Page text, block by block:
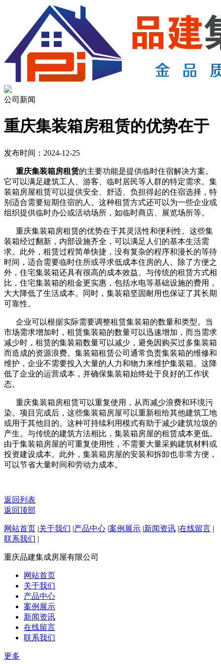
公司新闻
重庆集装箱房租赁的优势在于
发布时间：2024-12-25
重庆集装箱房租赁的主要功能是提供临时住宿解决方案。
它可以满足建筑工人、游客、临时居民等人群的特定需求。集
装箱房屋租赁可以提供安全、舒适、负担得起的住宿选择，特
别适合需要短期住宿的人。这种租赁方式还可以为一些企业或
组织提供临时办公或活动场所，如临时商店、展览场所等。
重庆集装箱房租赁的优势在于其灵活性和便利性。这些集
装箱经过翻新，内部设施齐全，可以满足人们的基本生活需
求。此外，租赁过程简单快捷，没有复杂的程序和漫长的等待
时间，适合需要临时住所或寻求低成本住房的人。除了方便之
外，住宅集装箱还具有很高的成本效益。与传统的租赁方式相
比，住宅集装箱的租金更实惠，包括水电等基础设施的费用，
大大降低了生活成本。同时，集装箱坚固耐用也保证了其长期
可靠性。
企业可以根据实际需要调整租赁集装箱的数量和类型。当
市场需求增加时，租赁集装箱的数量可以迅速增加，而当需求
减少时，租赁的集装箱数量可以减少，避免因购买过多集装箱
而造成的资源浪费。集装箱租赁公司通常负责集装箱的维修和
维护，企业不需要投入大量的人力和物力来维护集装箱。这降
低了企业的运营成本，并确保集装箱始终处于良好的工作状
态。
重庆集装箱房租赁可以重复使用，从而减少浪费和环境污
染。项目完成后，这些集装箱房屋可以重新租给其他建筑工地
或用于其他目的。这种可持续利用模式有助于减少建筑垃圾的
产生。与传统的建筑方法相比，集装箱房屋的租赁成本更低。
由于集装箱房屋的可重复使用性，不需要大量采购建筑材料或
投资建设成本。此外，集装箱房屋的安装和拆卸也非常方便，
可以节省大量时间和劳动力成本。
返回列表
返回顶部
网站首页 |关于我们 |产品中心 |案例展示 |新闻资讯 |在线留言 |
联系我们 |
重庆品建集成房屋有限公司
网站首页
关于我们
产品中心
案例展示
新闻资讯
在线留言
联系我们
更多